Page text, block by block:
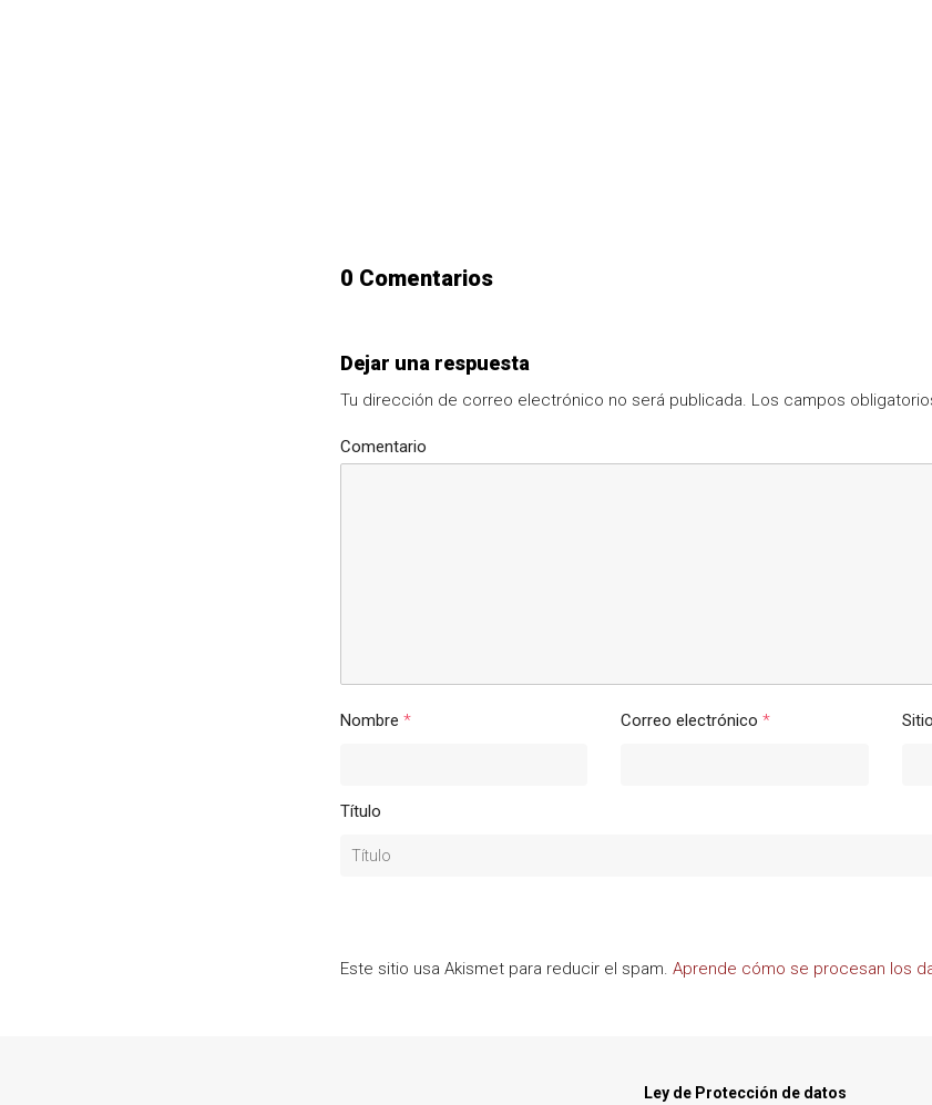
0 Comentarios
Dejar una respuesta
Tu dirección de correo electrónico no será publicada. Los campos
Comentario
Nombre * Correo electrónico *
Título
Este sitio usa Akismet para reducir el spam. Aprende cómo se procesan los
Ley de Protección de datos